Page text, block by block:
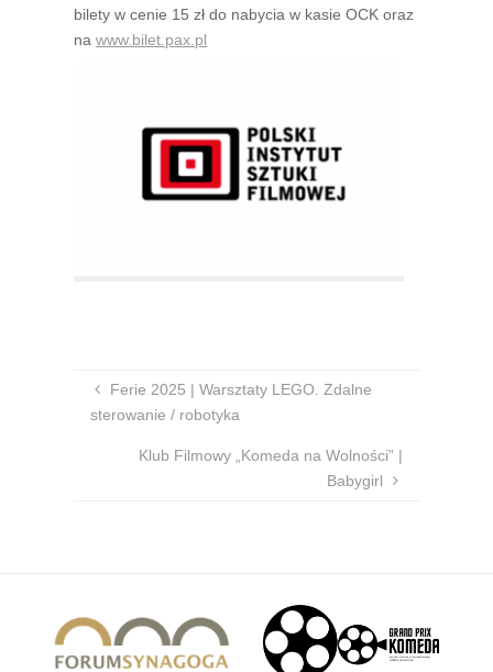
bilety w cenie 15 zł do nabycia w kasie OCK oraz
nawww.bilet.pax.pl
Ferie 2025 | Warsztaty LEGO. Zdalne
sterowanie / robotyka
Klub Filmowy „Komeda na Wolności” |
Babygirl